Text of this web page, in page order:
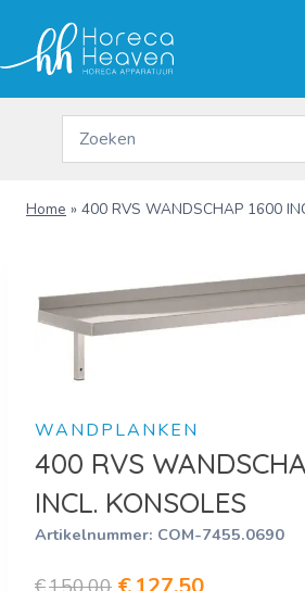
inhoud
Home » 400 RVS WANDSCHAP 1600
WANDPLANKEN
400 RVS
INCL. KONSOLES
Artikelnummer: COM-7455.0690
Oorspronkelijke
Huidige